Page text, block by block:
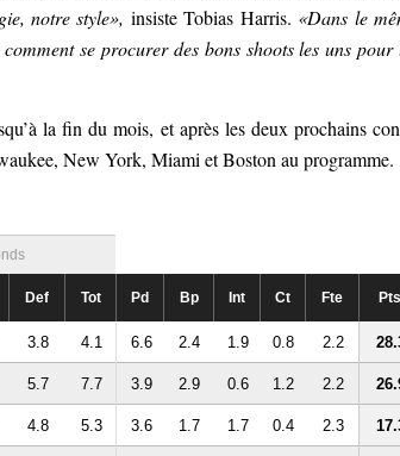
notre style», insiste Tobias Harris. «Dans le
se procurer des bons shoots les uns pour
la fin du mois, et après les deux prochains
New York, Miami et Boston au programme.
Def Tot Pd Bp Int Ct Fte Pts
3.8 4.1 6.6 2.4 1.9 0.8 2.2
5.7 7.7 3.9 2.9 0.6 1.2 2.2
4.8 5.3 3.6 1.7 1.7 0.4 2.3